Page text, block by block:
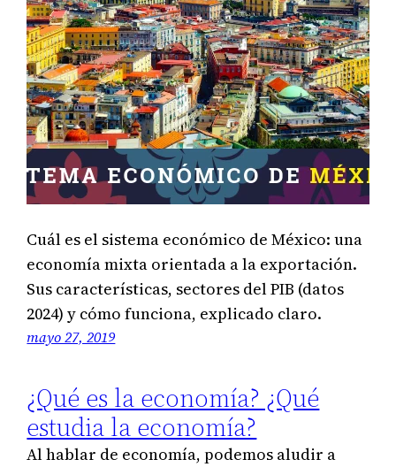
Cuál es el sistema económico de México: una
economía mixta orientada a la exportación.
Sus características, sectores del PIB (datos
2024) y cómo funciona, explicado claro.
mayo 27, 2019
¿Qué es la economía? ¿Qué
estudia la economía?
Al hablar de economía, podemos aludir a